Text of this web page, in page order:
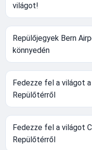
világot!
Repülőjegyek Bern
könnyedén
Fedezze fel a világot
Repülőtérről
Fedezze fel a világot
Repülőtérről